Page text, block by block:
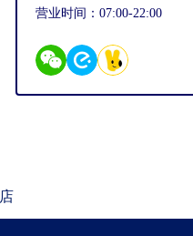
营业时间：07:00-22:00